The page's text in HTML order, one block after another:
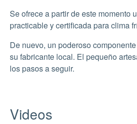
Se ofrece a partir de este momento
practicable y certificada para clima
De nuevo, un poderoso
su fabricante local. El pequeño
los pasos a seguir.
Videos